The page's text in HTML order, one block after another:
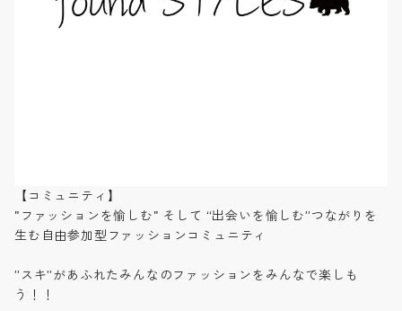
【コミュニティ】
"ファッションを愉しむ" そして “出会いを愉しむ”つながりを
生む自由参加型ファッションコミュニティ
”スキ”があふれたみんなのファッションをみんなで楽しも
う！！